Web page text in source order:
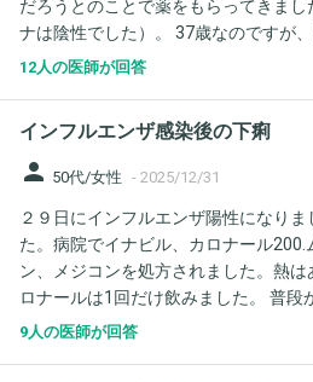
・体力は落ちている印象 ・ぐったりは
呼吸苦なし ・足の痛みは消失 ■現在の状態 ・水分摂取：可能 ・
尿：普段通り出ている ・呼吸：苦しく
け」が残る場合、一般的に考えられる
さい。 2. 年末年始で受診先が限られる中、受診すべき目安（何日
い。 3. 休日急患など一次診療に行く場合、最低限確認すべきポイ
ント（中耳炎、肺炎、尿路感染、川崎
い検査（尿検査、採血など）はありますか。 ご回答お
ります。
だろうとのことで薬をもらってきま
ナは陰性でした）。 37歳なのですが、10日間も微熱が続いた経験
が今までにない為、かなり不安です。
12人の医師が回答
インフルエンザ感染後の下痢
person 50代/女性 - 2025/12/31
２９日にインフルエンザ陽性になり
た。病院でイナビル、カロナール200.
ン、メジコンを処方されました。熱
ロナールは1回だけ飲みました。 普段
でシングレア、ノスバスク、ミカルデ
9人の医師が回答